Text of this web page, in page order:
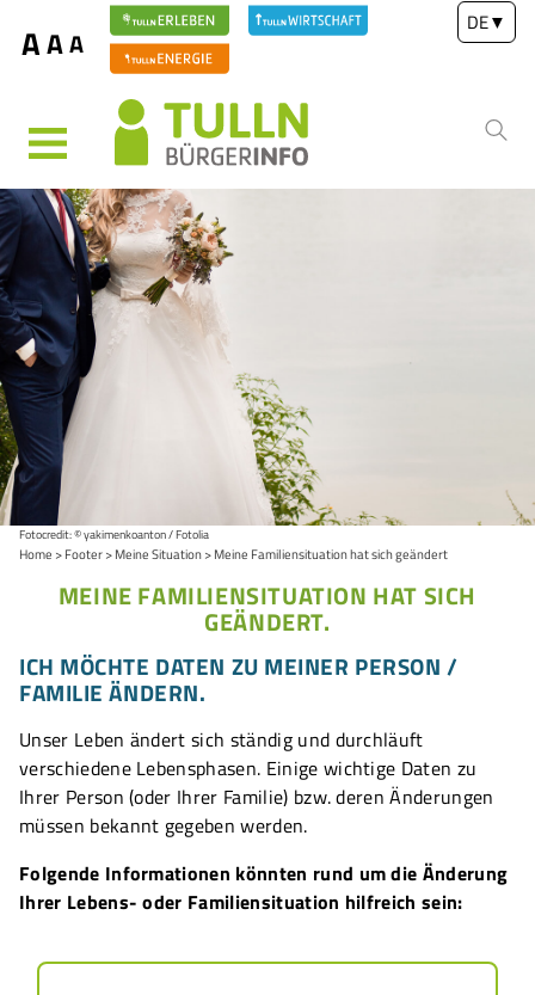
AAA
DE▼
MENÜ
Fotocredit: © yakimenkoanton / Fotolia
Home Footer Meine Situation Meine Familiensituation hat sich geändert
MEINE FAMILIENSITUATION HAT SICH
GEÄNDERT.
ICH MÖCHTE DATEN ZU MEINER PERSON /
FAMILIE ÄNDERN.
Unser Leben ändert sich ständig und durchläuft
verschiedene Lebensphasen. Einige wichtige Daten zu
Ihrer Person (oder Ihrer Familie) bzw. deren Änderungen
müssen bekannt gegeben werden.
Folgende Informationen könnten rund um die Änderung
Ihrer Lebens- oder Familiensituation hilfreich sein: